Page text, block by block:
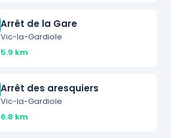
Arrêt de la Gare
Vic-la-Gardiole
5.9 km
Arrêt des aresquiers
Vic-la-Gardiole
6.8 km